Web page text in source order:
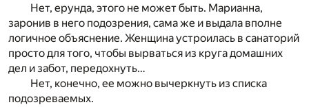
Нет, ерунда, этого не может быть. Марианна,
заронив в него подозрения, сама же и выдала вполне
логичное объяснение. Женщина устроилась в санаторий
просто для того, чтобы вырваться из круга домашних
дел и забот, передохнуть…
Нет, конечно, ее можно вычеркнуть из списка
подозреваемых.